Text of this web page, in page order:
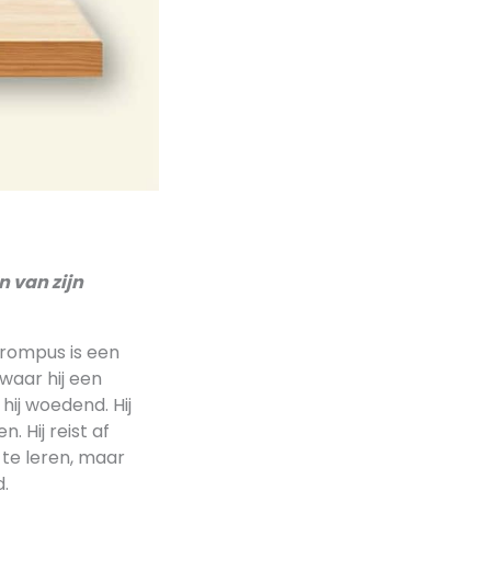
van zijn
is een
hij een
woedend. Hij
Hij reist af
leren, maar